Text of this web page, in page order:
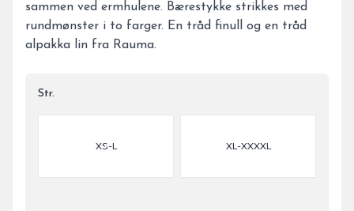
sammen ved ermhulene. Bærestykke strikkes med
rundmønster i to farger. En tråd finull og en tråd
alpakka lin fra Rauma.
Str.
Velg en Str.
XS-L XL-XXXXL